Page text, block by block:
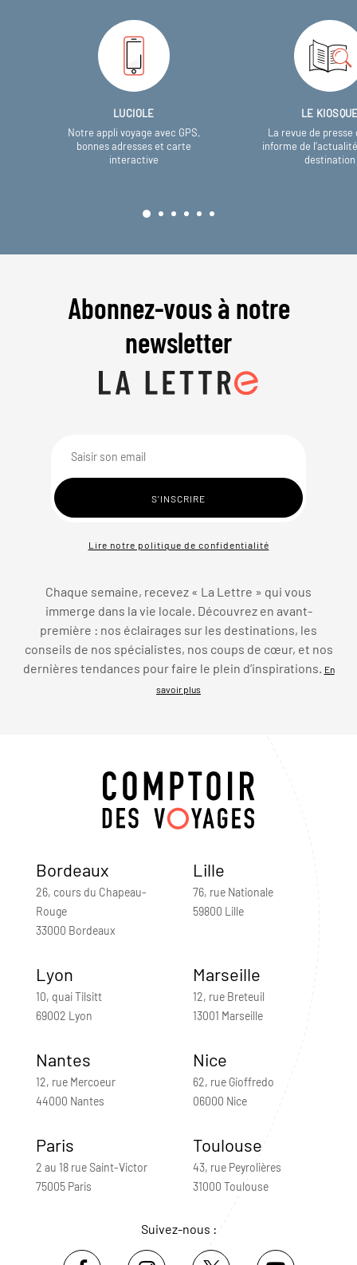
LUCIOLE
Notre appli voyage avec GPS,
bonnes adresses et carte
interactive
LE
La revue de presse
informe de
destination
Abonnez-vous à notre
newsletter
Lire notre politique de confidentialité
Chaque semaine, recevez « La Lettre » qui vous
immerge dans la vie locale. Découvrez en avant-
première : nos éclairages sur les destinations, les
conseils de nos spécialistes, nos coups de cœur, et nos
dernières tendances pour faire le plein d’inspirations. En
savoir plus
Bordeaux
26, cours du Chapeau-
Rouge
33000 Bordeaux
Lille
76, rue Nationale
59800 Lille
Lyon
10, quai Tilsitt
69002 Lyon
Marseille
12, rue Breteuil
13001 Marseille
Nantes
12, rue Mercoeur
44000 Nantes
Nice
62, rue Gioffredo
06000 Nice
Paris
2 au 18 rue Saint-Victor
75005 Paris
Toulouse
43, rue Peyrolières
31000 Toulouse
Suivez-nous :